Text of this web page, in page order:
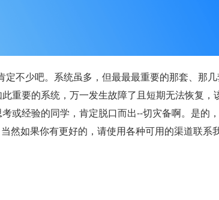
定不少吧。系统虽多，但最最最重要的那套、那
重要的系统，万一发生故障了且短期无法恢复，
或经验的同学，肯定脱口而出--切灾备啊。是的
然如果你有更好的，请使用各种可用的渠道联系